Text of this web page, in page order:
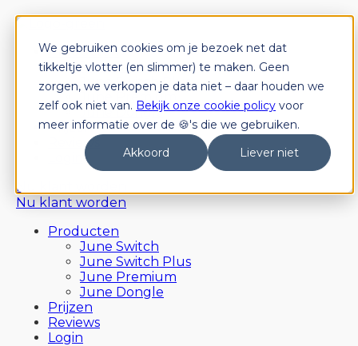
We gebruiken cookies om je bezoek net dat
tikkeltje vlotter (en slimmer) te maken. Geen
zorgen, we verkopen je data niet – daar houden we
zelf ook niet van. Bekijk onze cookie policy voor
meer informatie over de 🍪's die we gebruiken.
Akkoord
Liever niet
Producten
June Switch
June Switch Plus
June Premium
June Dongle
Prijzen
Reviews
Nu klant worden
Nu klant worden
Producten
June Switch
June Switch Plus
June Premium
June Dongle
Prijzen
Reviews
Login